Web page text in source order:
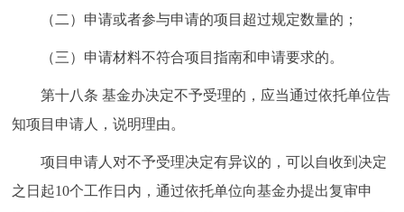
（二）申请或者参与申请的项目超过规定数量的；
（三）申请材料不符合项目指南和申请要求的。
第十八条 基金办决定不予受理的，应当通过依托单位告
知项目申请人，说明理由。
项目申请人对不予受理决定有异议的，可以自收到决定
之日起10个工作日内，通过依托单位向基金办提出复审申